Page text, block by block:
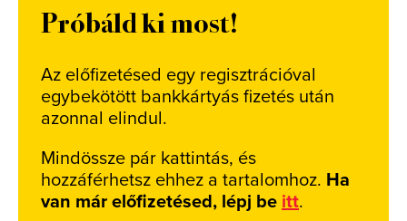
Próbáld ki most!
Az előfizetésed egy regisztrációval
egybekötött bankkártyás fizetés után
azonnal elindul.
Mindössze pár kattintás, és
hozzáférhetsz ehhez a tartalomhoz. Ha
van már előfizetésed, lépj be itt.